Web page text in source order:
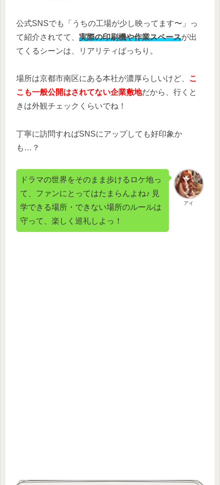
公式SNSでも「うちの工場が少し映ってます〜」っ
て紹介されてて、 実際の印刷機や作業スペースが出
てくるシーンは、リアリティばっちり。
場所は京都市南区にある本社が濃厚らしいけど、 こ
こも一般公開はされてない企業敷地だから、行くと
きは外観チェックくらいでね！
丁寧に訪問すればSNSにアップしても好印象か
も…？
アイ
ドラマの世界をそのまま歩けるロケ地っ
て、ファンにとってはたまらんよね♪ 見
学できる場所・できない場所のルールは
守って、楽しく巡礼しよっ！